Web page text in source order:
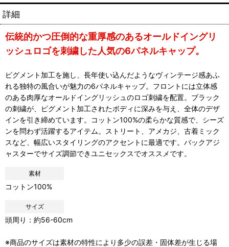
詳細
伝統的かつ圧倒的な重厚感のあるオールドイングリ
ッシュロゴを刺繍した人気の6パネルキャップ。
ピグメント加工を施し、長年使い込んだようなヴィンテージ感あふ
れる独特の風合いが魅力の6パネルキャップ。フロントには立体感
のある肉厚なオールドイングリッシュのロゴ刺繍を配置。ブラック
の刺繍が、ピグメント加工されたボディに深みを与え、全体のデザ
インを引き締めています。コットン100%の柔らかな質感で、シーズ
ンを問わず活躍するアイテム。ストリート、アメカジ、古着ミック
スなど、幅広いスタイリングのアクセントに最適です。バックアジ
ャスターでサイズ調節できユニセックスでオススメです。
素材
コットン100%
サイズ
頭周り：約56-60cm
※商品のサイズは素材の特性により多少の誤差・固体差が生じる場